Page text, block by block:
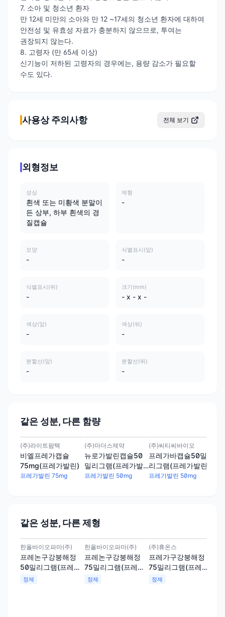
7. 소아 및 청소년 환자
만 12세 미만의 소아와 만 12 ~17세의 청소년 환자에 대하여
안전성 및 유효성 자료가 충분하지 않으므로, 투여는
권장되지 않는다.
8. 고령자 (만 65세 이상)
신기능이 저하된 고령자의 경우에는, 용량 감소가 필요할
수도 있다.
사용상 주의사항 전체 보기
외형정보
성상
흰색 또는 미황색 분말이
든 상부, 하부 흰색의 경
질캡슐
제형
-
모양
-
식별표시(앞)
-
식별표시(뒤)
-
크기(mm)
- x - x -
색상(앞)
-
색상(뒤)
-
분할선(앞)
-
분할선(뒤)
-
같은 성분, 다른 함량
(주)라이트팜텍
비엘프레가캡슐
75mg(프레가발린)
프레가발린 75mg
(주)마더스제약
뉴로가발린캡슐50
밀리그램(프레가발
린)
프레가발린 50mg
(주)씨티씨바이오
프레가바캡슐50밀
리그램(프레가발린)
프레가발린 50mg
같은 성분, 다른 제형
한올바이오파마(주)
프레논구강붕해정
50밀리그램(프레가
발린)
정제
한올바이오파마(주)
프레논구강붕해정
75밀리그램(프레가
발린)
정제
(주)휴온스
프레가구강붕해정
75밀리그램(프레가
발린)
정제